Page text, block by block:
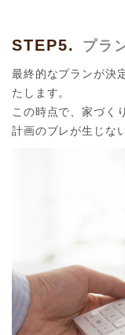
STEP5. プラ
最終的なプランが決
たします。
この時点で、家づく
計画のブレが生じな